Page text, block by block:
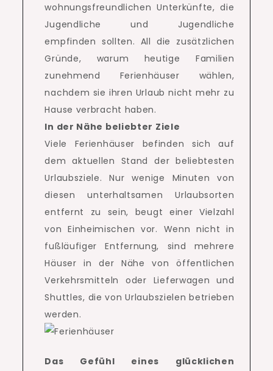
wohnungsfreundlichen Unterkünfte, die
Jugendliche und Jugendliche
empfinden sollten. All die zusätzlichen
Gründe, warum heutige Familien
zunehmend Ferienhäuser wählen,
nachdem sie ihren Urlaub nicht mehr zu
Hause verbracht haben.
In der Nähe beliebter Ziele
Viele Ferienhäuser befinden sich auf
dem aktuellen Stand der beliebtesten
Urlaubsziele.Nur wenige Minuten von
diesen unterhaltsamen Urlaubsorten
entfernt zu sein, beugt einer Vielzahl
von Einheimischen vor. Wenn nicht in
fußläufiger Entfernung, sind mehrere
Häuser in der Nähe von öffentlichen
Verkehrsmitteln oder Lieferwagen und
Shuttles, die von Urlaubszielen betrieben
werden.
Das Gefühl eines glücklichen